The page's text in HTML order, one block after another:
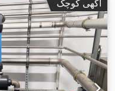
آگهی کوچک